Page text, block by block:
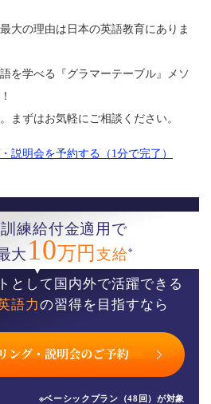
大の理由は日本の英語教育にありま
を学べる『グラマーテーブル』メソ
まずはお気軽にご相談ください。
説明会を予約する（1分で完了）
練給付金適用で
大 10万円支給※
として国内外で活躍できる
語力の習得を目指すなら
※ベーシックプラン（48回）が対象